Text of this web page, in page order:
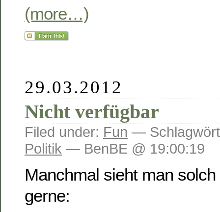
(more…)
29.03.2012
Nicht verfügbar
Filed under: Fun —
Politik — BenBE @ 19:00:19
Manchmal sieht man
gerne: